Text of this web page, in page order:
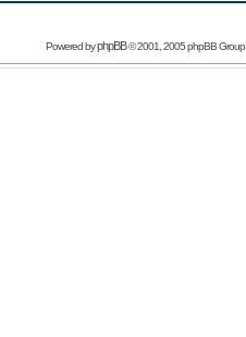
Powered byphpBB© 2001, 2005 phpBB Group